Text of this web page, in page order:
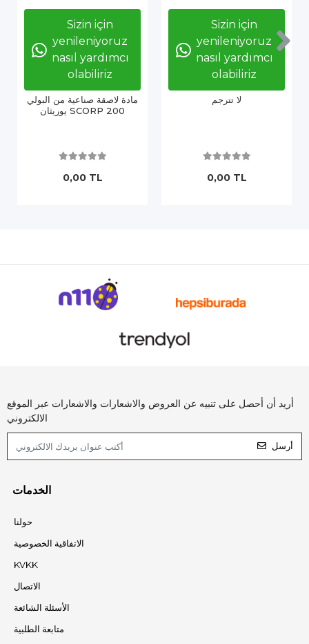
Sizin için
yenileniyoruz
nasıl yardımcı
olabiliriz
مادة لاصقة صناعية من البولي
يوريثان SCORP 200
0,00 TL
Sizin için
yenileniyoruz
nasıl yardımcı
olabiliriz
لا تترجم
0,00 TL
أريد أن أحصل على تنبيه عن العروض والاشعارات والاشعارات عبر الموقع
الالكتروني
أرسل
الخدمات
حولنا
الاتفاقية الخصوصية
KVKK
الاتصال
الأسئلة الشائعة
متابعة الطلبية